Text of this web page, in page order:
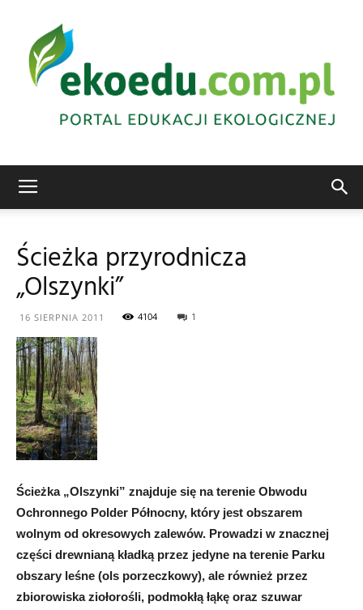
Ścieżka przyrodnicza
„Olszynki”
16 SIERPNIA 2011 4104 1
Ścieżka „Olszynki” znajduje się na terenie Obwodu
Ochronnego Polder Północny, który jest obszarem
wolnym od okresowych zalewów. Prowadzi w znacznej
części drewnianą kładką przez jedyne na terenie Parku
obszary leśne (ols porzeczkowy), ale również przez
zbiorowiska ziołorośli, podmokłą łąkę oraz szuwar